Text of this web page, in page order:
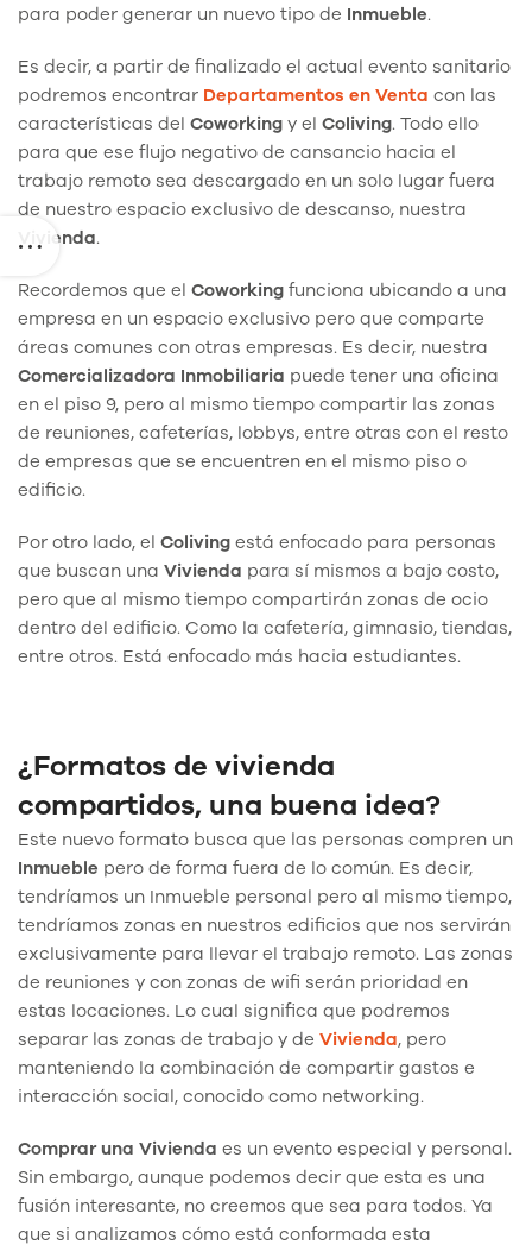
para poder generar un nuevo tipo de Inmueble.
Es decir, a partir de finalizado el actual evento sanitario
podremos encontrar Departamentos en Venta con las
características del Coworking y el Coliving. Todo ello
para que ese flujo negativo de cansancio hacia el
trabajo remoto sea descargado en un solo lugar fuera
de nuestro espacio exclusivo de descanso, nuestra
Vivienda.
Recordemos que el Coworking funciona ubicando a una
empresa en un espacio exclusivo pero que comparte
áreas comunes con otras empresas. Es decir, nuestra
Comercializadora Inmobiliaria puede tener una oficina
en el piso 9, pero al mismo tiempo compartir las zonas
de reuniones, cafeterías, lobbys, entre otras con el resto
de empresas que se encuentren en el mismo piso o
edificio.
Por otro lado, el Coliving está enfocado para personas
que buscan una Vivienda para sí mismos a bajo costo,
pero que al mismo tiempo compartirán zonas de ocio
dentro del edificio. Como la cafetería, gimnasio, tiendas,
entre otros. Está enfocado más hacia estudiantes.
¿Formatos de vivienda
compartidos, una buena idea?
Este nuevo formato busca que las personas compren un
Inmueble pero de forma fuera de lo común. Es decir,
tendríamos un Inmueble personal pero al mismo tiempo,
tendríamos zonas en nuestros edificios que nos servirán
exclusivamente para llevar el trabajo remoto. Las zonas
de reuniones y con zonas de wifi serán prioridad en
estas locaciones. Lo cual significa que podremos
separar las zonas de trabajo y de Vivienda, pero
manteniendo la combinación de compartir gastos e
interacción social, conocido como networking.
Comprar una Vivienda es un evento especial y personal.
Sin embargo, aunque podemos decir que esta es una
fusión interesante, no creemos que sea para todos. Ya
que si analizamos cómo está conformada esta